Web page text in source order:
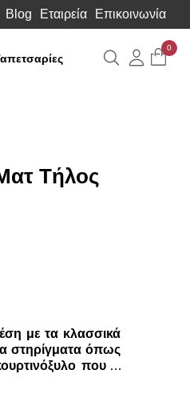
Blog Εταιρεία Επικοινωνία
Αναζήτηση
0
Τήλος
με τα κλασσικά
στηρίγματα όπως
που η
cm από κάθε